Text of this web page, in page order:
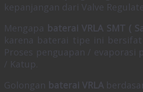
kepanjangan dari Valve
Mengapa baterai VRLA SMT (
karena baterai tipe ini
Proses penguapan /
/ Katup.
Golongan baterai VRLA